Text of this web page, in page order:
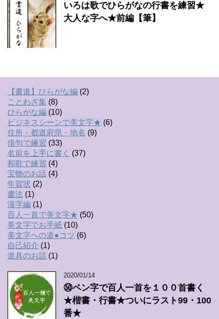
いろは歌でひらがなの行書を練習★
大人な字へ★前編【筆】
【書道】ひらがな編 (2)
ことわざ集 (8)
ひらがな編 (10)
ビジネスシーンで美文字★ (6)
住所・都道府県・地名 (9)
俳句で練習 (33)
名前を上手に書く
(37)
和歌で練習 (4)
宝物のお話 (4)
年賀状 (2)
書法 (1)
漢字編 (1)
百人一首で美文字★ (50)
美文字でお手紙 (10)
美文字への道●コツ (6)
自己紹介 (1)
道具のお話 (1)
2020/01/14
㊿ペン字で百人一首を１００首書く
★楷書・行書★ついにラスト99・100
番★